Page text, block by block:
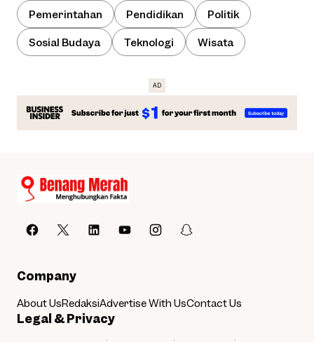
Pemerintahan Pendidikan Politik
Sosial Budaya Teknologi Wisata
Company
About UsRedaksiAdvertise With UsContact Us
Legal & Privacy